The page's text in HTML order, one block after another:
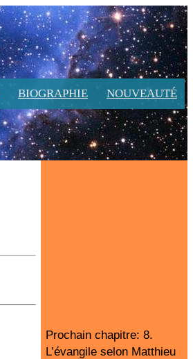
BIOGRAPHIE NOUVEAUTÉ
Prochain chapitre: 8.
L’évangile selon Matthieu